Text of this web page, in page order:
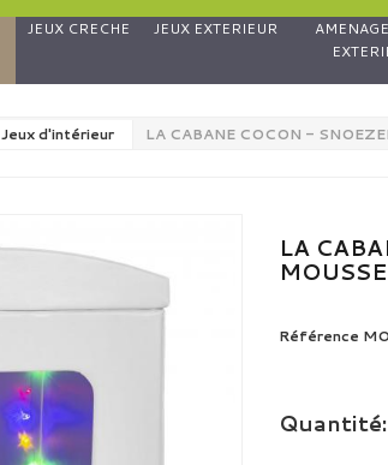
JEUX CRECHE JEUX EXTERIEUR
Jeux d'intérieur LA CABANE COCON -
LA
Référence
Quantité: